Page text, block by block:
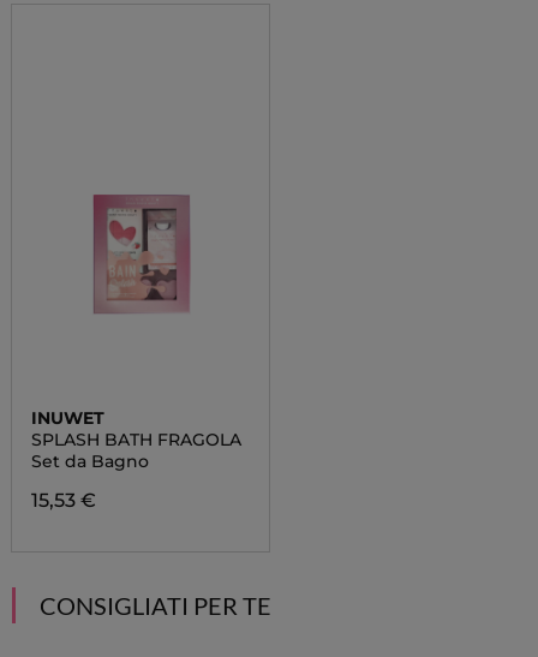
INUWET
SPLASH BATH FRAGOLA
Set da Bagno
15,53 €
CONSIGLIATI PER TE